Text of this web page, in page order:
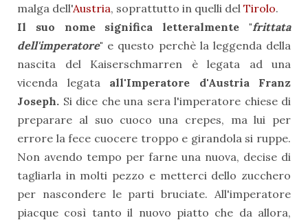
malga dell'Austria, soprattutto in quelli del Tirolo.
Il suo nome significa letteralmente "frittata
dell'imperatore" e questo perchè la leggenda della
nascita del Kaiserschmarren è legata ad una
vicenda legata all'Imperatore d'Austria Franz
Joseph. Si dice che una sera l'imperatore chiese di
preparare al suo cuoco una crepes, ma lui per
errore la fece cuocere troppo e girandola si ruppe.
Non avendo tempo per farne una nuova, decise di
tagliarla in molti pezzo e metterci dello zucchero
per nascondere le parti bruciate. All'imperatore
piacque così tanto il nuovo piatto che da allora,